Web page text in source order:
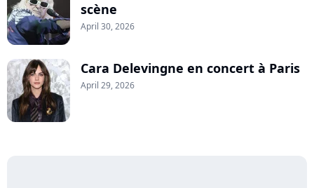
scène
April 30, 2026
Cara Delevingne en concert à Paris
April 29, 2026